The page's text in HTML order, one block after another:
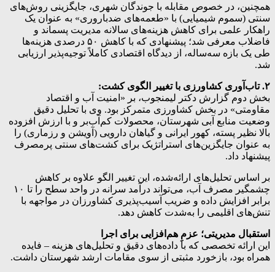
همچنین، در خصوص مقابله با جوندگان شهری، جایگزینی روش‌های
سنتی (سموم شیمیایی) با «طعمه‌های ضدباروری» به عنوان یک
راهکار علمی برای کاهش هزینه‌های سالانه مدیریت پسماند و
فاضلاب معرفی شد؛ پیشنهادی که با کاهش ۵۰ درصدی هزینه‌ها
طی یک بازه سه‌ساله، از دیدگاه اقتصادی کاملاً توجیه‌پذیر ارزیابی
شد.
۲. تاب‌آوری کشاورزی با تغییر الگوی کشت:
بخش دوم گزارش دکتر لیمنجوب، بر «امنیت آب و اقتصاد
مقاومتی» در بخش کشاورزی متمرکز بود. وی با تحلیل دقیق
وضعیت منابع آبی شهرستان، محصولات کم‌آب‌بر و با ارزش افزوده
بالا نظیر پسته، کهور ایرانی و گیاهان دارویی (آویشن و رزماری) را
به عنوان جایگزین‌های استراتژیک برای کشت‌های سنتی پرمصرف
پیشنهاد داد.
بر اساس تحلیل‌های ارائه‌شده، این تغییر الگو علاوه بر کاهش
چشمگیر مصرف آب، می‌تواند درآمد سرانه در واحد سطح را تا ۱۰
برابر افزایش داده و ضریب آسیب‌پذیری کشاورزان در مواجهه با
تنش‌های اقلیمی را به‌شدت کاهش دهد.
استقبال مدیریتی؛ عزمِ هم‌افزایی برای اجرا
این ارائه تخصصی که با داده‌های دقیق و تحلیل‌های هزینه – فایده
همراه بود، بازخورد مثبتی از سوی مقامات ارشد شهرستان داشت.